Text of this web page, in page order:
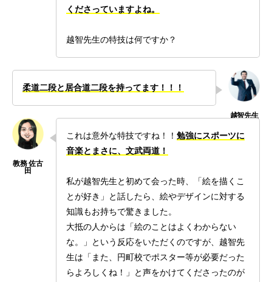
くださっていますよね。
越智先生の特技は何ですか？
柔道二段と居合道二段を持ってます！！！
これは意外な特技ですね！！ 勉強にスポーツに
音楽とまさに、文武両道！
私が越智先生と初めて会った時、「絵を描くこ
とが好き」と話したら、絵やデザインに対する
知識もお持ちで驚きました。
大抵の人からは「絵のことはよくわからない
な。」という反応をいただくのですが、越智先
生は「また、円町校でポスター等が必要だった
らよろしくね！」と声をかけてくださったのが